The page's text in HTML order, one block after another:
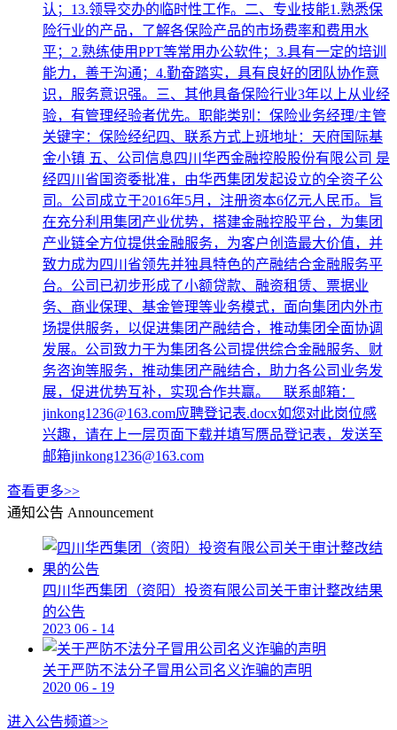
认；13.领导交办的临时性工作。二、专业技能1.熟悉保
险行业的产品，了解各保险产品的市场费率和费用水
平；2.熟练使用PPT等常用办公软件；3.具有一定的培训
能力，善于沟通；4.勤奋踏实，具有良好的团队协作意
识，服务意识强。三、其他具备保险行业3年以上从业经
验，有管理经验者优先。职能类别：保险业务经理/主管
关键字：保险经纪四、联系方式上班地址：天府国际基
金小镇 五、公司信息四川华西金融控股股份有限公司 是
经四川省国资委批准，由华西集团发起设立的全资子公
司。公司成立于2016年5月，注册资本6亿元人民币。旨
在充分利用集团产业优势，搭建金融控股平台，为集团
产业链全方位提供金融服务，为客户创造最大价值，并
致力成为四川省领先并独具特色的产融结合金融服务平
台。公司已初步形成了小额贷款、融资租赁、票据业
务、商业保理、基金管理等业务模式，面向集团内外市
场提供服务，以促进集团产融结合，推动集团全面协调
发展。公司致力于为集团各公司提供综合金融服务、财
务咨询等服务，推动集团产融结合，助力各公司业务发
展，促进优势互补，实现合作共赢。 联系邮箱：
jinkong1236@163.com应聘登记表.docx如您对此岗位感
兴趣，请在上一层页面下载并填写赝品登记表，发送至
邮箱jinkong1236@163.com
查看更多>>
通知公告 Announcement
四川华西集团（资阳）投资有限公司关于审计整改结果
的公告
2023 06 - 14
关于严防不法分子冒用公司名义诈骗的声明
2020 06 - 19
进入公告频道>>